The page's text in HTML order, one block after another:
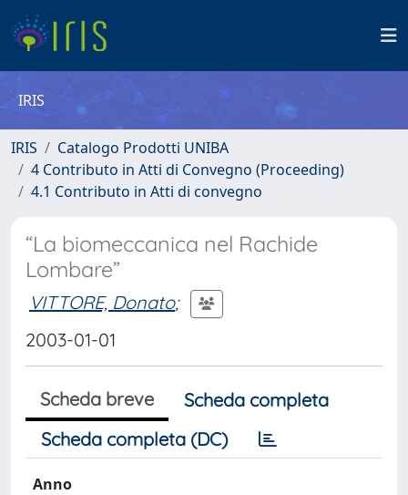
IRIS
IRIS
Catalogo Prodotti UNIBA
4 Contributo in Atti di Convegno (Proceeding)
4.1 Contributo in Atti di convegno
“La biomeccanica nel Rachide
Lombare”
VITTORE, Donato;
2003-01-01
Scheda breve
Scheda completa
Scheda completa (DC)
Anno